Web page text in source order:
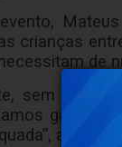
crianças
de
sem as
afirmou.